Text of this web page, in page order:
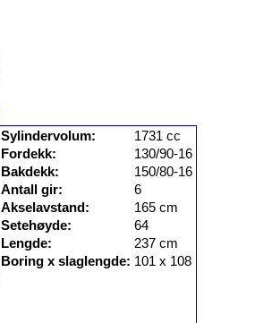
Sylindervolum:
1731 cc
Fordekk:
130/90-16
Bakdekk:
150/80-16
Antall gir:
6
Akselavstand:
165 cm
Setehøyde:
64
Lengde:
237 cm
Boring x slaglengde: 101 x 108